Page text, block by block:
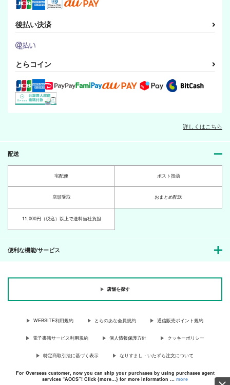
後払い決済
とらコイン
詳しくはこちら
配送
宅配便 ポスト投函
店頭受取 おまとめ配送
11,000円（税込）以上で送料当社負担
便利な機能/サービス
店舗を探す
WEBSITE利用規約 とらのあな会員規約 通信販売ポイント規約
電子書籍サービス利用規約 個人情報保護方針 クッキーポリシー
特定商取引法に基づく表示 なりすまし・いたずら注文について
For Overseas customer, now you can ship your purchases by using purchases agent
services “AOCS”! Click {more…} for more information … more